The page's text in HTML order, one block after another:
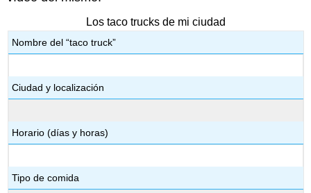
Los taco trucks de mi ciudad
Nombre del “taco truck”
Ciudad y localización
Horario (días y horas)
Tipo de comida